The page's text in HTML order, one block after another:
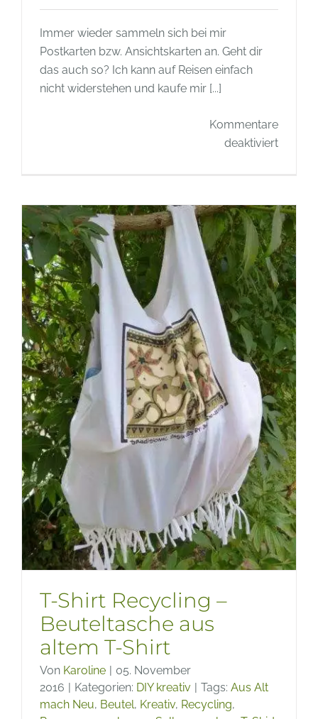
Immer wieder sammeln sich bei mir
Postkarten bzw. Ansichtskarten an. Geht dir
das auch so? Ich kann auf Reisen einfach
nicht widerstehen und kaufe mir [...]
Kommentare
deaktiviertfür
selber
T-Shirt Recycling –
Beuteltasche aus
altem T-Shirt
Von Karoline | 05. November
2016 | Kategorien: DIY kreativ | Tags: Aus Alt
mach Neu, Beutel, Kreativ, Recycling,